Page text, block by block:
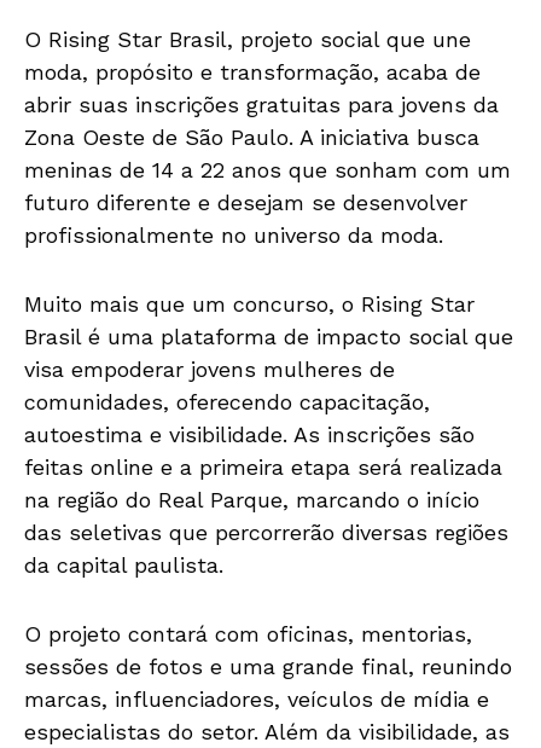
O Rising Star Brasil, projeto social que une
moda, propósito e transformação, acaba de
abrir suas inscrições gratuitas para jovens da
Zona Oeste de São Paulo. A iniciativa busca
meninas de 14 a 22 anos que sonham com um
futuro diferente e desejam se desenvolver
profissionalmente no universo da moda.
Muito mais que um concurso, o Rising Star
Brasil é uma plataforma de impacto social que
visa empoderar jovens mulheres de
comunidades, oferecendo capacitação,
autoestima e visibilidade. As inscrições são
feitas online e a primeira etapa será realizada
na região do Real Parque, marcando o início
das seletivas que percorrerão diversas regiões
da capital paulista.
O projeto contará com oficinas, mentorias,
sessões de fotos e uma grande final, reunindo
marcas, influenciadores, veículos de mídia e
especialistas do setor. Além da visibilidade, as